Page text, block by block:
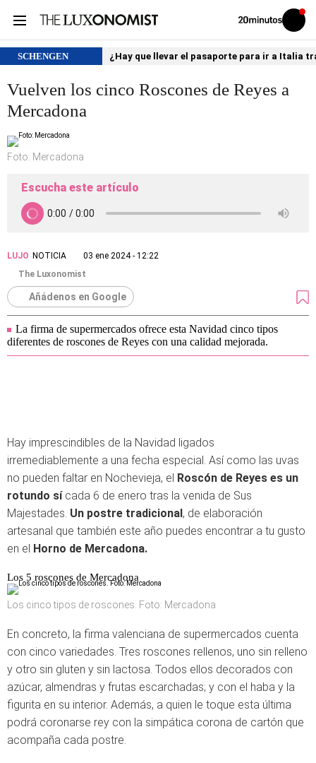
Volver
Iniciar
sesión
SCHENGEN ¿Hay que llevar el pasaporte para ir a Italia
Vuelven los cinco Roscones de Reyes a
Mercadona
Foto: Mercadona
Escucha este artículo
LUJO NOTICIA
03 ene 2024 - 12:22
The Luxonomist
Añádenos en Google
La firma de supermercados ofrece esta Navidad cinco tipos
diferentes de roscones de Reyes con una calidad mejorada.
Hay imprescindibles de la Navidad ligados
irremediablemente a una fecha especial. Así como las uvas
no pueden faltar en Nochevieja, el Roscón de Reyes es un
rotundo sícada 6 de enero tras la venida de Sus
Majestades. Un postre tradicional, de elaboración
artesanal que también este año puedes encontrar a tu gusto
en el Horno de Mercadona.
Los 5 roscones de Mercadona
Los cinco tipos de roscones. Foto: Mercadona
En concreto, la firma valenciana de supermercados cuenta
con cinco variedades. Tres roscones rellenos, uno sin relleno
y otro sin gluten y sin lactosa. Todos ellos decorados con
azúcar, almendras y frutas escarchadas; y con el haba y la
figurita en su interior. Además, a quien le toque esta última
podrá coronarse rey con la simpática corona de cartón que
acompaña cada postre.